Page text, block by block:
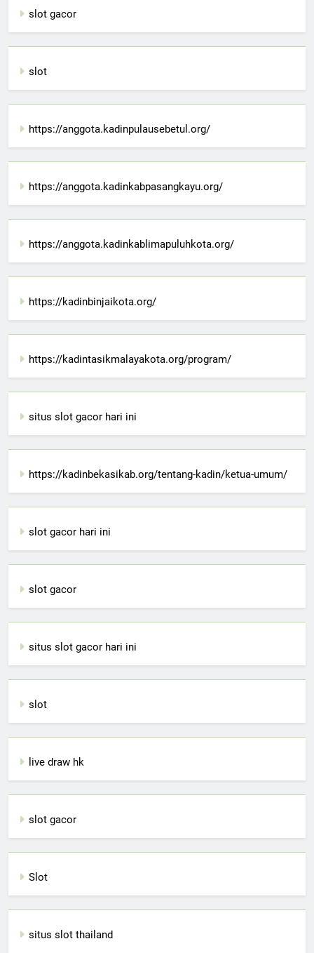
slot gacor
slot
https://anggota.kadinpulausebetul.org/
https://anggota.kadinkabpasangkayu.org/
https://anggota.kadinkablimapuluhkota.org/
https://kadinbinjaikota.org/
https://kadintasikmalayakota.org/program/
situs slot gacor hari ini
https://kadinbekasikab.org/tentang-kadin/ketua-umum/
slot gacor hari ini
slot gacor
situs slot gacor hari ini
slot
live draw hk
slot gacor
Slot
situs slot thailand